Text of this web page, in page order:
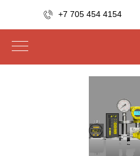
+7 705 454 4154